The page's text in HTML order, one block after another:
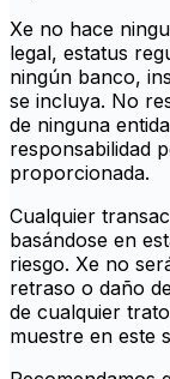
Xe no hace
legal, estatus
ningún banco,
se incluya. No
de ninguna
responsabilidad
proporcionada.
Cualquier
basándose en
riesgo. Xe no
retraso o daño
de cualquier
muestre en este